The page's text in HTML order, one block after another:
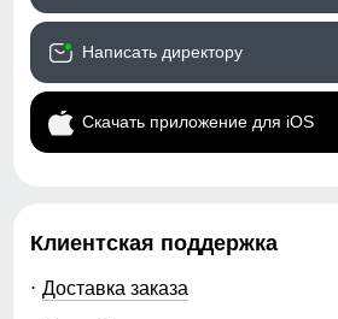
Написать директору
Скачать приложение для iOS
Клиентская поддержка
Доставка заказа